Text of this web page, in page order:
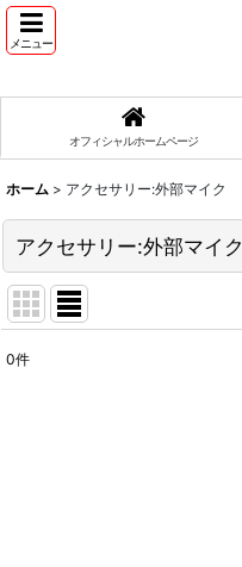
メニュー
オフィシャルホームページ
ホーム > アクセサリー:外部マイク
アクセサリー:外部マイク
0件